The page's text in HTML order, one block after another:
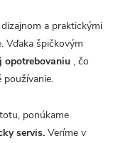
a praktickými
Vďaka špičkovým
opotrebovaniu , čo
ponúkame
servis. Veríme v